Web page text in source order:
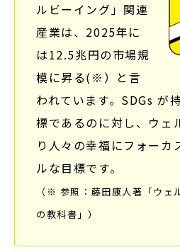
ルビーイング」関連
産業は、2025年に
は12.5兆円の市場規
模に昇る(※）と言
われています。SDGs が
標であるのに対し、ウェ
り人々の幸福にフォーカ
ルな目標です。
（※ 参照：藤田康人著「ウェ
の教科書」）